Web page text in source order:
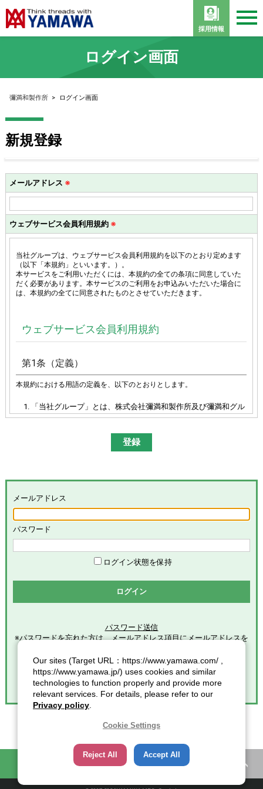
採用情報
ログイン画面
彌満和製作所 > ログイン画面
新規登録
メールアドレス ※
ウェブサービス会員利用規約 ※
当社グループは、ウェブサービス会員利用規約を以下のとおり定めます
（以下「本規約」といいます。）。
本サービスをご利用いただくには、本規約の全ての条項に同意していた
だく必要があります。本サービスのご利用をお申込みいただいた場合に
は、本規約の全てに同意されたものとさせていただきます。
ウェブサービス会員利用規約
第1条（定義）
本規約における用語の定義を、以下のとおりとします。
「当社グループ」とは、株式会社彌満和製作所及び彌満和グル
ープ各社（株式会社やまわエンジニアリングサービス、株式会
和亜洲股份有限公司及びYAMAWA EUROPE S.p.A.）の総体又は
ト）」を意味します。
「本サービス」とは、本サイトにおける会員限定コンテンツの
提供、当社グループによる、会員に対するメールの配信その他
めます。
「会員」とは、本サービスの利用希望者で、本規約に同意のう
え当社グループが定める手続きに従い、会員登録を完了した方
ープに提供した全ての情報を意味します。
「個人情報」とは、個人情報保護の保護に関する法律第２条第
第2条（総則）
本規約の適用範囲
本規約は、本サービスの利用に関する一切の事項に適用されま
す。
本規約の改定
当社グループは、会員に対する事前連絡又は会員による事前承
諾なしに、本規約を変更・追加・削除できるものとし、会員
ものとみなします。また、この場合、会員に対する通知には次
項に定める方法その他当社グループが適当と判断した方法をと
り、当社グループが定める各諸規定等の変更についても、同様
メールアドレス
パスワード
ログイン状態を保持
ログイン
パスワード送信
※パスワードを忘れた方は、メールアドレス項目にメールアドレスを
クリックしてください。
困ったときの知恵袋 カタログ一覧
Our sites (Target URL：https://www.yamawa.com/ ,
https://www.yamawa.jp/) uses cookies and similar
technologies to function properly and provide more
relevant services. For details, please refer to our
Privacy policy
Cookie Settings
Reject All Accept All